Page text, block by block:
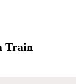
Train